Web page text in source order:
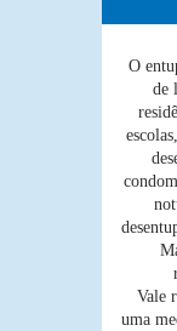
O
de
Vale
uma